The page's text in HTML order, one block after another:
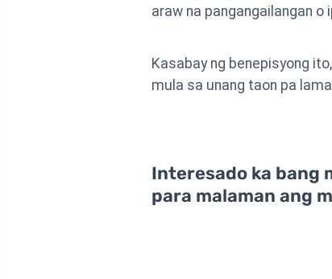
araw na pangangailangan o
Kasabay ng benepisyong
mula sa unang taon pa
Interesado ka bang
para malaman ang